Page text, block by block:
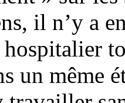
il n’y a
un même